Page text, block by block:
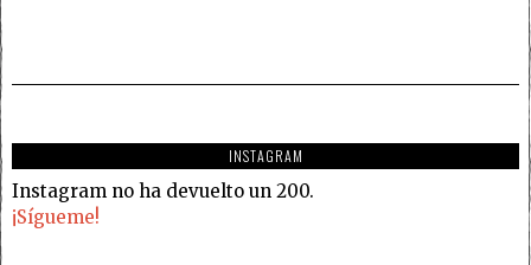
INSTAGRAM
Instagram no ha devuelto un 200.
¡Sígueme!